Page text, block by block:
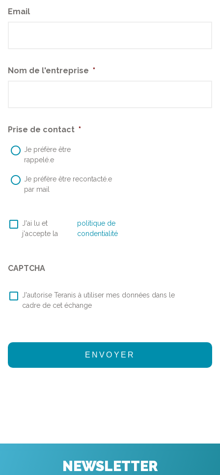
Email
Nom de l'entreprise *
Prise de contact *
Je préfère être
rappelé.e
Je préfère être recontacté.e
par mail
RGPD *
J'ai lu et
j'accepte la
politique de
condentialité
CAPTCHA
RGPD *
J'autorise Teranis à utiliser mes données dans le
cadre de cet échange
NEWSLETTER